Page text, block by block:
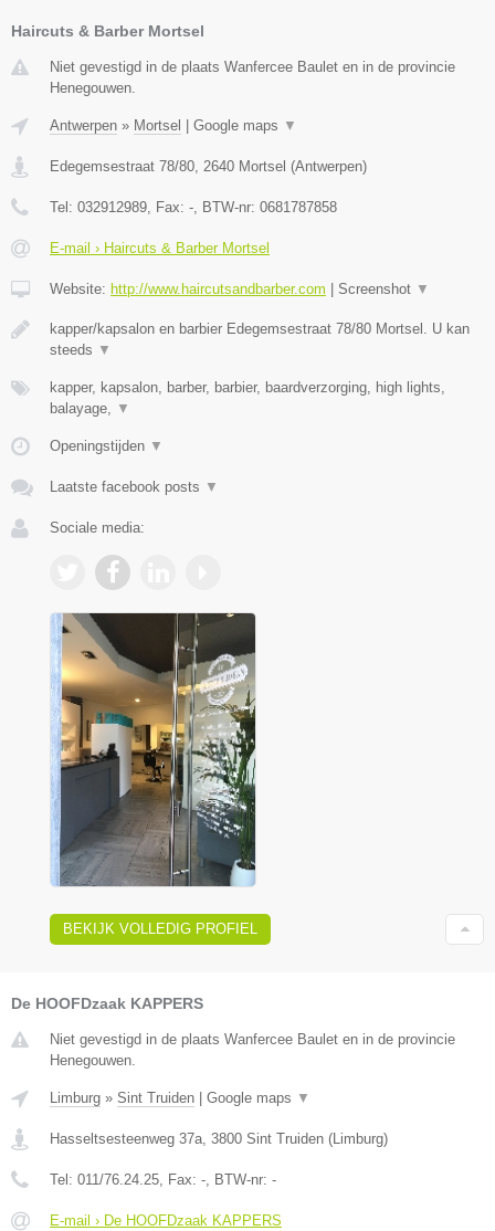
Haircuts & Barber Mortsel
Niet gevestigd in de plaats Wanfercee Baulet en in de provincie
Henegouwen.
Antwerpen » Mortsel Google maps ▼
Edegemsestraat 78/80, 2640 Mortsel (Antwerpen)
Tel: 032912989, Fax: -, BTW-nr: 0681787858
E-mail › Haircuts & Barber Mortsel
Website: http://www.haircutsandbarber.com Screenshot ▼
kapper/kapsalon en barbier Edegemsestraat 78/80 Mortsel. U kan
steeds ▼
kapper, kapsalon, barber, barbier, baardverzorging, high lights,
balayage, ▼
Openingstijden ▼
Laatste facebook posts ▼
Sociale media:
BEKIJK VOLLEDIG PROFIEL
De HOOFDzaak KAPPERS
Niet gevestigd in de plaats Wanfercee Baulet en in de provincie
Henegouwen.
Limburg » Sint Truiden Google maps ▼
Hasseltsesteenweg 37a, 3800 Sint Truiden (Limburg)
Tel: 011/76.24.25, Fax: -, BTW-nr: -
E-mail › De HOOFDzaak KAPPERS